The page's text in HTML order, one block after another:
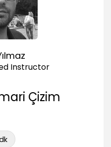
Instructor
Çizim